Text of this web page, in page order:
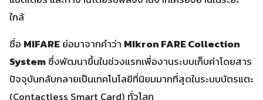
ใกล้
ชื่อ MIFAREย่อมาจากคำว่า MIkron FARE Collection
Systemซึ่งพัฒนาขึ้นในช่วงแรกเพื่องานระบบเก็บค่าโดยสาร
ปัจจุบันกลับกลายเป็นเทคโนโลยีที่นิยมมากที่สุดในระบบบัตรแตะ
(Contactless Smart Card) ทั่วโลก